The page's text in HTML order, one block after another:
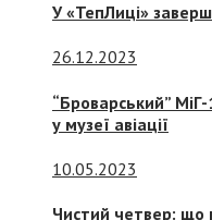
У «ТепЛиці»
26.12.2023
“Броварський”
у музеї авіації
10.05.2023
Чистий четвер: що